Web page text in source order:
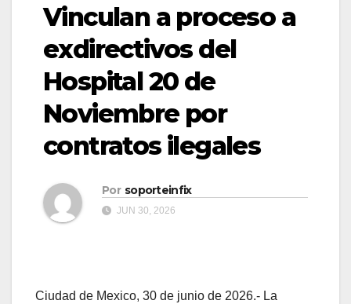
Vinculan a proceso a
exdirectivos del
Hospital 20 de
Noviembre por
contratos ilegales
Por soporteinfix
JUN 30, 2026
Ciudad de Mexico, 30 de junio de 2026.- La